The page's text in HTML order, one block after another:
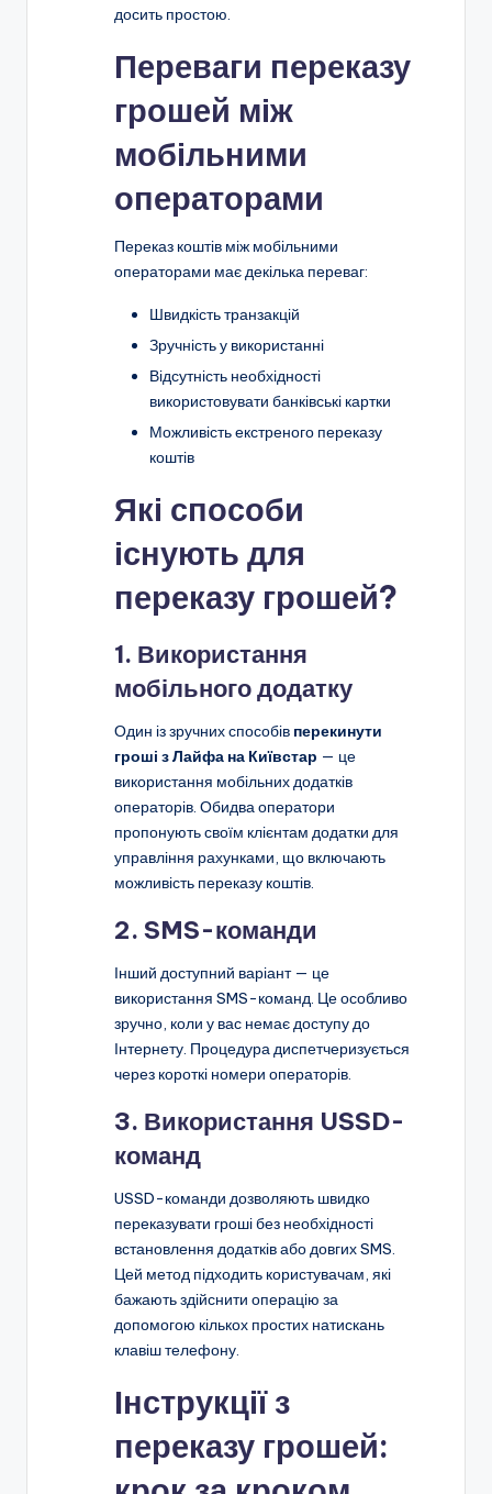
досить простою.
Переваги переказу
грошей між
мобільними
операторами
Переказ коштів між мобільними
операторами має декілька переваг:
Швидкість транзакцій
Зручність у використанні
Відсутність необхідності
використовувати банківські картки
Можливість екстреного переказу
коштів
Які способи
існують для
переказу грошей?
1. Використання
мобільного додатку
Один із зручних способів перекинути
гроші з Лайфа на Київстар — це
використання мобільних додатків
операторів. Обидва оператори
пропонують своїм клієнтам додатки для
управління рахунками, що включають
можливість переказу коштів.
2. SMS-команди
Інший доступний варіант — це
використання SMS-команд. Це особливо
зручно, коли у вас немає доступу до
Інтернету. Процедура диспетчеризується
через короткі номери операторів.
3. Використання USSD-
команд
USSD-команди дозволяють швидко
переказувати гроші без необхідності
встановлення додатків або довгих SMS.
Цей метод підходить користувачам, які
бажають здійснити операцію за
допомогою кількох простих натискань
клавіш телефону.
Інструкції з
переказу грошей: